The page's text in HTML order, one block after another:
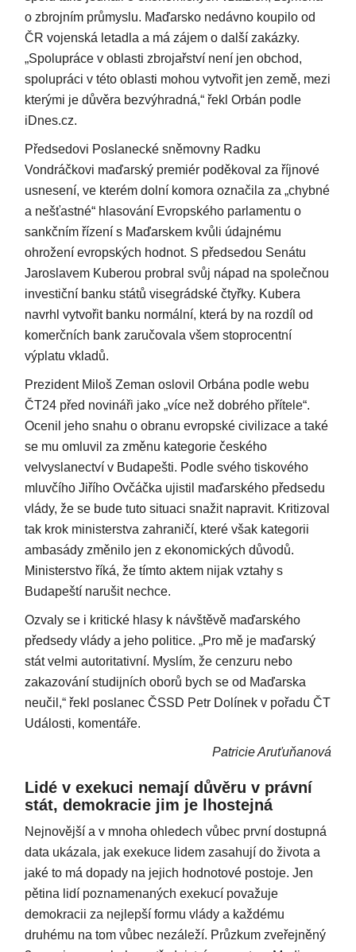
o zbrojním průmyslu. Maďarsko nedávno koupilo od
ČR vojenská letadla a má zájem o další zakázky.
„Spolupráce v oblasti zbrojařství není jen obchod,
spolupráci v této oblasti mohou vytvořit jen země, mezi
kterými je důvěra bezvýhradná,“ řekl Orbán podle
iDnes.cz.
Předsedovi Poslanecké sněmovny Radku
Vondráčkovi maďarský premiér poděkoval za říjnové
usnesení, ve kterém dolní komora označila za „chybné
a nešťastné“ hlasování Evropského parlamentu o
sankčním řízení s Maďarskem kvůli údajnému
ohrožení evropských hodnot. S předsedou Senátu
Jaroslavem Kuberou probral svůj nápad na společnou
investiční banku států visegrádské čtyřky. Kubera
navrhl vytvořit banku normální, která by na rozdíl od
komerčních bank zaručovala všem stoprocentní
výplatu vkladů.
Prezident Miloš Zeman oslovil Orbána podle webu
ČT24 před novináři jako „více než dobrého přítele“.
Ocenil jeho snahu o obranu evropské civilizace a také
se mu omluvil za změnu kategorie českého
velvyslanectví v Budapešti. Podle svého tiskového
mluvčího Jiřího Ovčáčka ujistil maďarského předsedu
vlády, že se bude tuto situaci snažit napravit. Kritizoval
tak krok ministerstva zahraničí, které však kategorii
ambasády změnilo jen z ekonomických důvodů.
Ministerstvo říká, že tímto aktem nijak vztahy s
Budapeští narušit nechce.
Ozvaly se i kritické hlasy k návštěvě maďarského
předsedy vlády a jeho politice. „Pro mě je maďarský
stát velmi autoritativní. Myslím, že cenzuru nebo
zakazování studijních oborů bych se od Maďarska
neučil,“ řekl poslanec ČSSD Petr Dolínek v pořadu ČT
Události, komentáře.
Patricie Aruťuňanová
Lidé v exekuci nemají důvěru v právní
stát, demokracie jim je lhostejná
Nejnovější a v mnoha ohledech vůbec první dostupná
data ukázala, jak exekuce lidem zasahují do života a
jaké to má dopady na jejich hodnotové postoje. Jen
pětina lidí poznamenaných exekucí považuje
demokracii za nejlepší formu vlády a každému
druhému na tom vůbec nezáleží. Průzkum zveřejněný